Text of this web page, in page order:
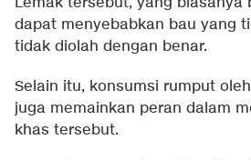
dapat menyebabkan bau yang
tidak diolah dengan benar.
Selain itu, konsumsi rumput
juga memainkan peran dalam
khas tersebut.